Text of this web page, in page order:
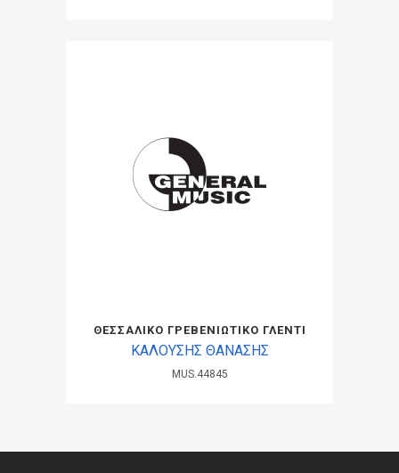
ΘΕΣΣΑΛΙΚΟ ΓΡΕΒΕΝΙΩΤΙΚΟ ΓΛΕΝΤΙ
ΚΑΛΟΥΣΗΣ ΘΑΝΑΣΗΣ
MUS.44845